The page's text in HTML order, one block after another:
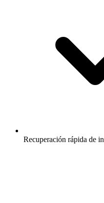
Recuperación rápida de